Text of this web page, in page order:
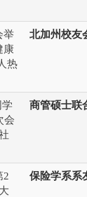
举
康
热
北加州校友
会
商管硕士联
2
保险学系系